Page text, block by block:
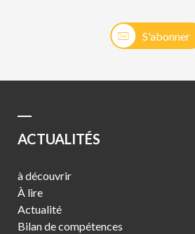
S'abonner
ACTUALITÉS
à découvrir
À lire
Actualité
Bilan de compétences